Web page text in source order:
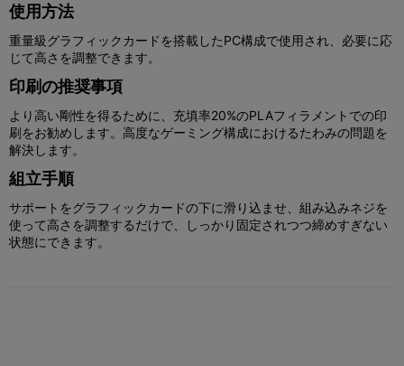
使用方法
重量級グラフィックカードを搭載したPC構成で使用され、必要に応
じて高さを調整できます。
印刷の推奨事項
より高い剛性を得るために、充填率20%のPLAフィラメントでの印
刷をお勧めします。高度なゲーミング構成におけるたわみの問題を
解決します。
組立手順
サポートをグラフィックカードの下に滑り込ませ、組み込みネジを
使って高さを調整するだけで、しっかり固定されつつ締めすぎない
状態にできます。